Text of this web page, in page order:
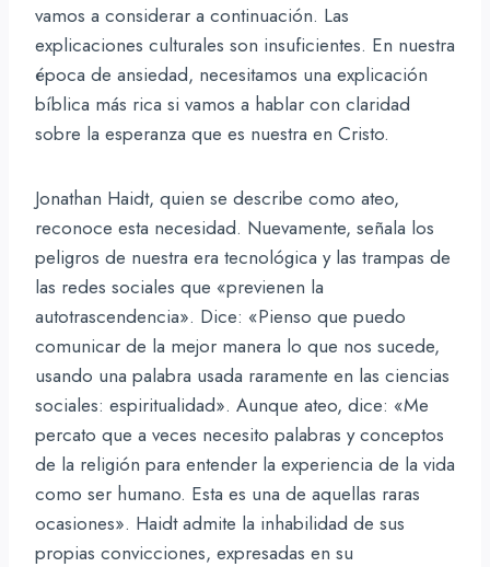
vamos a considerar a continuación. Las
explicaciones culturales son insuficientes. En nuestra
época de ansiedad, necesitamos una explicación
bíblica más rica si vamos a hablar con claridad
sobre la esperanza que es nuestra en Cristo.
Jonathan Haidt, quien se describe como ateo,
reconoce esta necesidad. Nuevamente, señala los
peligros de nuestra era tecnológica y las trampas de
las redes sociales que «previenen la
autotrascendencia». Dice: «Pienso que puedo
comunicar de la mejor manera lo que nos sucede,
usando una palabra usada raramente en las ciencias
sociales: espiritualidad». Aunque ateo, dice: «Me
percato que a veces necesito palabras y conceptos
de la religión para entender la experiencia de la vida
como ser humano. Esta es una de aquellas raras
ocasiones». Haidt admite la inhabilidad de sus
propias convicciones, expresadas en su